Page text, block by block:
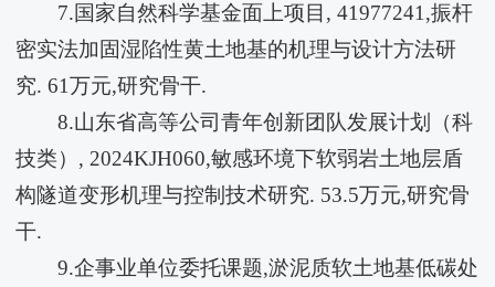
7.国家自然科学基金面上项目, 41977241,振杆
密实法加固湿陷性黄土地基的机理与设计方法研
究. 61万元,研究骨干.
8.山东省高等公司青年创新团队发展计划（科
技类）, 2024KJH060,敏感环境下软弱岩土地层盾
构隧道变形机理与控制技术研究. 53.5万元,研究骨
干.
9.企事业单位委托课题,淤泥质软土地基低碳处